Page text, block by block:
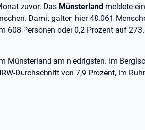
zuvor. Das Münsterland meldete
Damit galten hier 48.061
608 Personen oder 0,2 Prozent auf
Münsterland am niedrigsten. Im
Durchschnitt von 7,9 Prozent, im